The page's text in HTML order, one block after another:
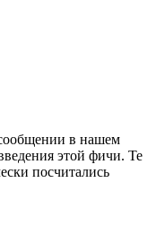
в нашем
этой фичи. Те
посчитались